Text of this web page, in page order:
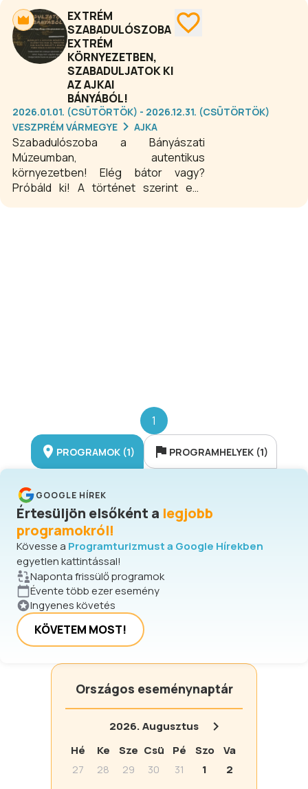
EXTRÉM
SZABADULÓSZOBA
EXTRÉM
KÖRNYEZETBEN,
SZABADULJATOK KI
AZ AJKAI
BÁNYÁBÓL!
2026.01.01. (CSÜTÖRTÖK) - 2026.12.31. (CSÜTÖRTÖK)
VESZPRÉM VÁRMEGYE
AJKA
Szabadulószoba a Bányászati
Múzeumban, autentikus
környezetben! Elég bátor vagy?
Próbáld ki! A történet szerint egy
1
PROGRAMOK (1) PROGRAMHELYEK (1)
GOOGLE HÍREK
Értesüljön elsőként a legjobb
programokról!
Kövesse a Programturizmust a Google Hírekben
egyetlen kattintással!
Naponta frissülő programok
Évente több ezer esemény
Ingyenes követés
KÖVETEM MOST!
Országos eseménynaptár
2026.Augusztus
Hé
Ke Sze Csü Pé Szo
Va
27
28 29 30 31 1
2